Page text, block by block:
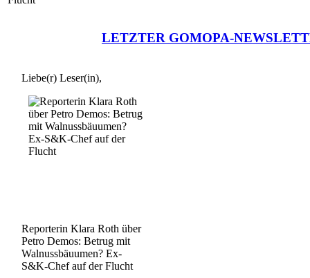
LETZTER GOMOPA-
Liebe(r) Leser(in),
Reporterin Klara Roth über
Petro Demos: Betrug mit
Walnussbäuumen? Ex-
S&K-Chef auf der Flucht